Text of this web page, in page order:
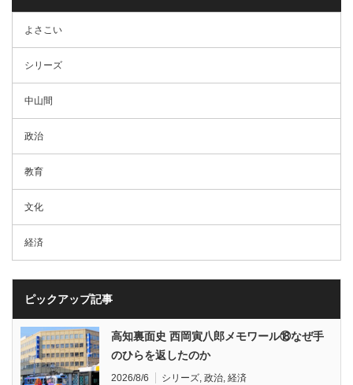
よさこい
シリーズ
中山間
政治
教育
文化
経済
ピックアップ記事
高知裏面史 西岡寅八郎メモワール⑱なぜ手
のひらを返したのか
2026/8/6 シリーズ, 政治, 経済